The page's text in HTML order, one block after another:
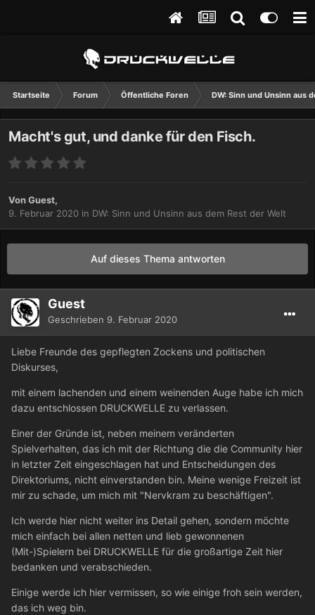
Startseite Forum Öffentliche Foren DW: Sinn und Unsinn aus
Macht's gut, und danke für den Fisch.
Von Guest,
9. Februar 2020 in DW: Sinn und Unsinn aus dem Rest der Welt
Auf dieses Thema antworten
Guest
Geschrieben 9. Februar 2020
Liebe Freunde des gepflegten Zockens und politischen
Diskurses,
mit einem lachenden und einem weinenden Auge habe ich mich
dazu entschlossen DRUCKWELLE zu verlassen.
Einer der Gründe ist, neben meinem veränderten
Spielverhalten, das ich mit der Richtung die die Community hier
in letzter Zeit eingeschlagen hat und Entscheidungen des
Direktoriums, nicht einverstanden bin. Meine wenige Freizeit ist
mir zu schade, um mich mit "Nervkram zu beschäftigen".
Ich werde hier nicht weiter ins Detail gehen, sondern möchte
mich einfach bei allen netten und lieb gewonnenen
(Mit-)Spielern bei DRUCKWELLE für die großartige Zeit hier
bedanken und verabschieden.
Einige werde ich hier vermissen, so wie einige froh sein werden,
das ich weg bin.